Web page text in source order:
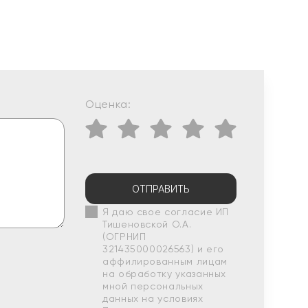
Оценка:
ОТПРАВИТЬ
Я даю свое согласие ИП
Тишеновской О.А.
(ОГРНИП
321435000026563) и его
аффилированным лицам
на обработку указанных
мной персональных
данных на условиях